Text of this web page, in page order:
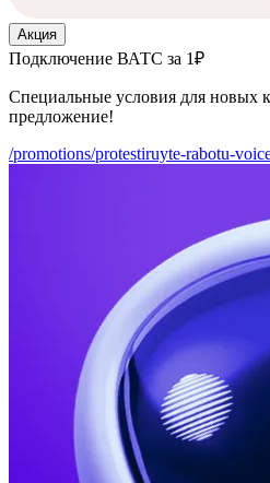
Акция
Подключение ВАТС за 1₽
Специальные условия для новых
предложение!
/promotions/protestiruyte-rabotu-